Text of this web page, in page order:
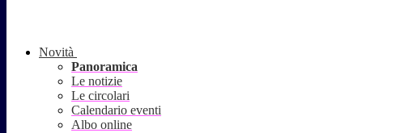
Novità
Panoramica
Le notizie
Le circolari
Calendario eventi
Albo online